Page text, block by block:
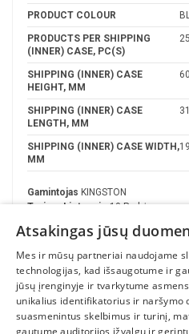
PRODUCT COLOUR
PRODUCTS PER SHIPPING
(INNER) CASE, PC(S)
25
SHIPPING (INNER) CASE
HEIGHT, MM
SHIPPING (INNER) CASE
LENGTH, MM
SHIPPING (INNER) CASE WIDTH,
MM
Gamintojas KINGSTON
Turime Lietuvoje 10 Prekės
Atsakingas jūsų
Mes ir mūsų partneriai naudojame
technologijas, kad išsaugotume ir
jūsų įrenginyje ir tvarkytume
unikalius identifikatorius ir naršymo
suasmenintus skelbimus ir turinį,
gautume auditorijos įžvalgų ir